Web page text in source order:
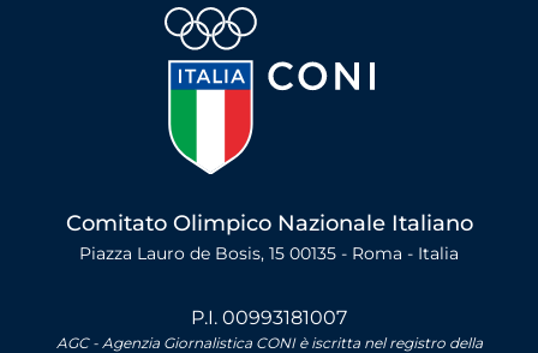
Comitato Olimpico Nazionale Italiano
Piazza Lauro de Bosis, 15 00135 - Roma - Italia
P.I. 00993181007
AGC - Agenzia Giornalistica CONI è iscritta nel registro della